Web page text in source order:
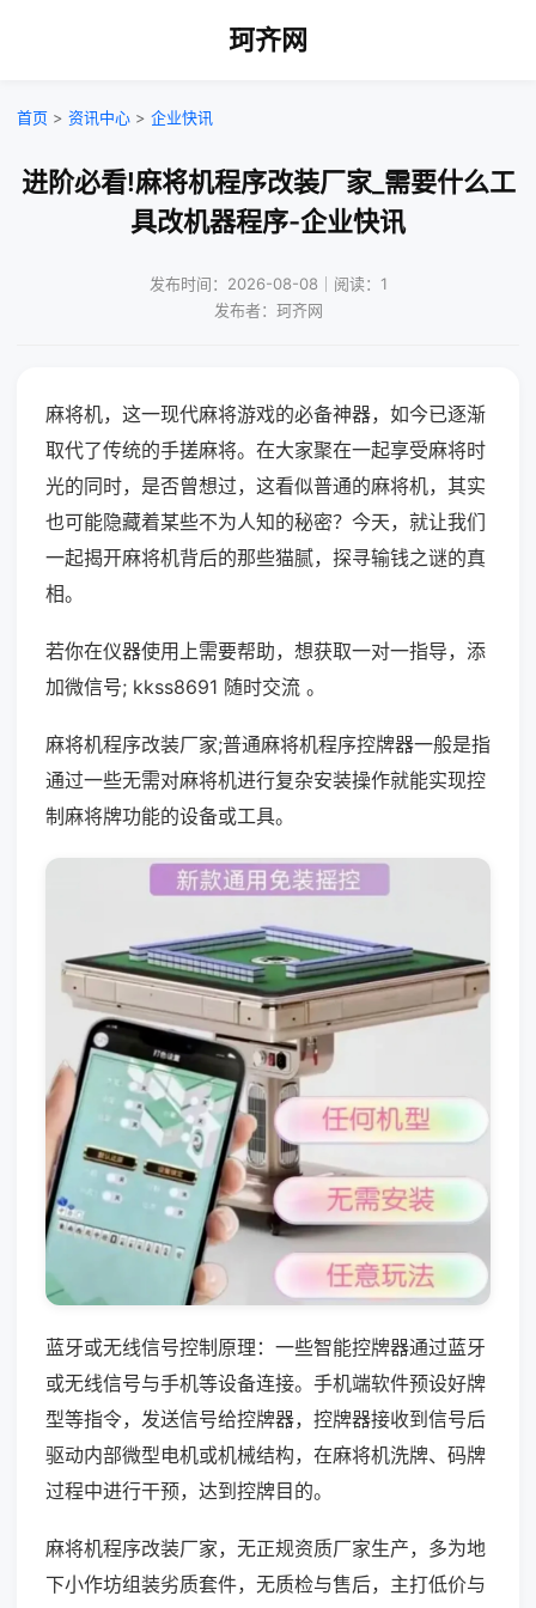
珂齐网
首页 > 资讯中心 > 企业快讯
进阶必看!麻将机程序改装厂家_需要什么工
具改机器程序-企业快讯
发布时间：2026-08-08｜阅读：1
发布者：珂齐网
麻将机，这一现代麻将游戏的必备神器，如今已逐渐
取代了传统的手搓麻将。在大家聚在一起享受麻将时
光的同时，是否曾想过，这看似普通的麻将机，其实
也可能隐藏着某些不为人知的秘密？今天，就让我们
一起揭开麻将机背后的那些猫腻，探寻输钱之谜的真
相。
若你在仪器使用上需要帮助，想获取一对一指导，添
加微信号; kkss8691 随时交流 。
麻将机程序改装厂家;普通麻将机程序控牌器一般是指
通过一些无需对麻将机进行复杂安装操作就能实现控
制麻将牌功能的设备或工具。
蓝牙或无线信号控制原理：一些智能控牌器通过蓝牙
或无线信号与手机等设备连接。手机端软件预设好牌
型等指令，发送信号给控牌器，控牌器接收到信号后
驱动内部微型电机或机械结构，在麻将机洗牌、码牌
过程中进行干预，达到控牌目的。
麻将机程序改装厂家，无正规资质厂家生产，多为地
下小作坊组装劣质套件，无质检与售后，主打低价与